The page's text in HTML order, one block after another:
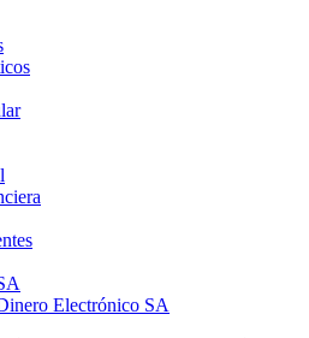
Electrónico SA